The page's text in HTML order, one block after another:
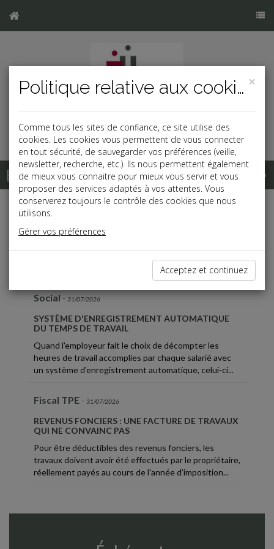
Base documentaire
Dépêches
Social - 31/07/2026
SYSTÈME D'ENREGISTREMENT AUTOMATIQUE
DU TEMPS DE TRAVAIL
Quand l'employeur fait le choix de décompter les
heures de travail accomplies par chaque salarié avec
un système d'enregistrement automatique, celui-ci...
Fiscal TPE - 31/07/2026
REVENUS FONCIERS : UNE FACTURE DE TRAVAUX
QUI NE CONVAINC PAS
Pour être déductibles des revenus fonciers, les
travaux doivent avoir été effectués par le propriétaire,
réellement payés au cours de l'année d'imposition...
×
Politique relative aux cookies
Comme tous les sites de confiance, ce site utilise des
cookies. Les cookies vous permettent de vous connecter
en tout sécurité, de sauvegarder vos préférences (veille,
newsletter, recherche, etc.). Ils nous permettent également
de mieux vous connaitre pour mieux vous servir et vous
proposer des services adaptés à vos attentes. Vous
conserverez toujours le contrôle des cookies que nous
utilisons.
Gérer vos préférences
Acceptez et continuez